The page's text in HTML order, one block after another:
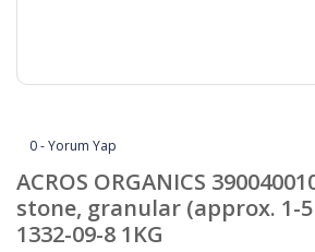
0 - Yorum Yap
ACROS ORGANICS
stone, granular (approx. 1-5
1332-09-8 1KG